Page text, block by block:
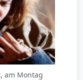
am Montag